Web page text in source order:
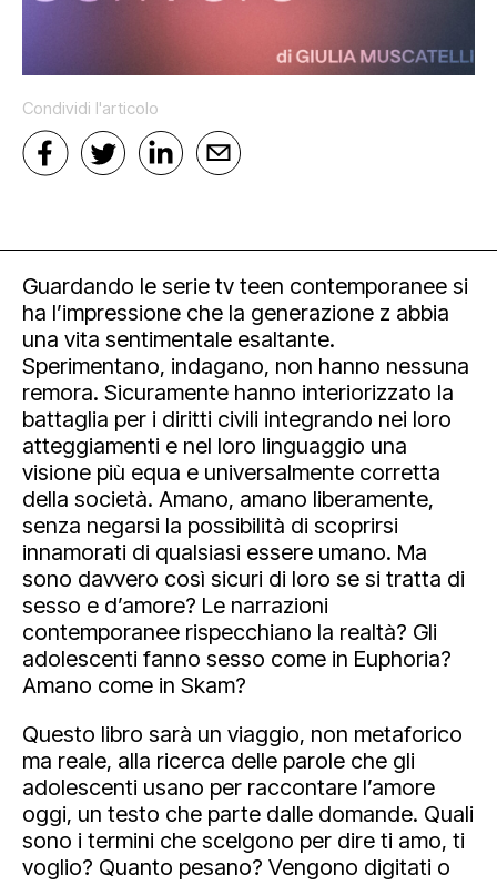
Open tools
Newsletter
Condividi l'articolo
Guardando le serie tv teen contemporanee si
ha l’impressione che la generazione z abbia
una vita sentimentale esaltante.
Sperimentano, indagano, non hanno nessuna
remora. Sicuramente hanno interiorizzato la
battaglia per i diritti civili integrando nei loro
atteggiamenti e nel loro linguaggio una
visione più equa e universalmente corretta
della società. Amano, amano liberamente,
senza negarsi la possibilità di scoprirsi
innamorati di qualsiasi essere umano. Ma
sono davvero così sicuri di loro se si tratta di
sesso e d’amore? Le narrazioni
contemporanee rispecchiano la realtà? Gli
adolescenti fanno sesso come in Euphoria?
Amano come in Skam?
Questo libro sarà un viaggio, non metaforico
ma reale, alla ricerca delle parole che gli
adolescenti usano per raccontare l’amore
oggi, un testo che parte dalle domande. Quali
sono i termini che scelgono per dire ti amo, ti
voglio? Quanto pesano? Vengono digitati o